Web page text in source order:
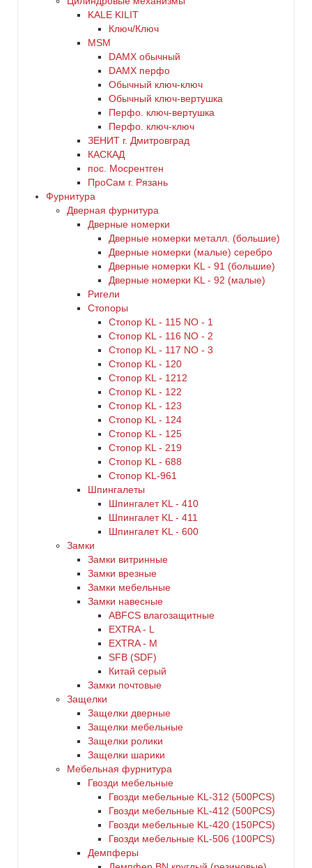
KALE KILIT
Ключ/Ключ
MSM
DАMX обычный
DАMX перфо
Oбычный ключ-ключ
Обычный ключ-вертушка
Перфо. ключ-вертушка
Перфо. ключ-ключ
ЗЕНИТ г. Дмитровград
КАСКАД
пос. Мосрентген
ПроСам г. Рязань
Фурнитура
Дверная фурнитура
Дверные номерки
Дверные номерки металл. (большие)
Дверные номерки (малые) серебро
Дверные номерки KL - 91 (большие)
Дверные номерки KL - 92 (малые)
Ригели
Стопоры
Стопор KL - 115 NO - 1
Стопор KL - 116 NO - 2
Стопор KL - 117 NO - 3
Стопор KL - 120
Стопор KL - 1212
Стопор KL - 122
Стопор KL - 123
Стопор KL - 124
Стопор KL - 125
Стопор KL - 219
Стопор KL - 688
Стопор KL-961
Шпингалеты
Шпингалет KL - 410
Шпингалет KL - 411
Шпингалет KL - 600
Замки
Замки витринные
Замки врезные
Замки мебельные
Замки навесные
ABFCS влагозащитные
EXTRA - L
EXTRA - М
SFB (SDF)
Китай серый
Замки почтовые
Защелки
Защелки дверные
Защелки мебельные
Защелки ролики
Защелки шарики
Мебельная фурнитура
Гвозди мебельные
Гвозди мебельные KL-312 (500PCS)
Гвозди мебельные KL-412 (500PCS)
Гвозди мебельные KL-420 (150PCS)
Гвозди мебельные KL-506 (100PCS)
Демпферы